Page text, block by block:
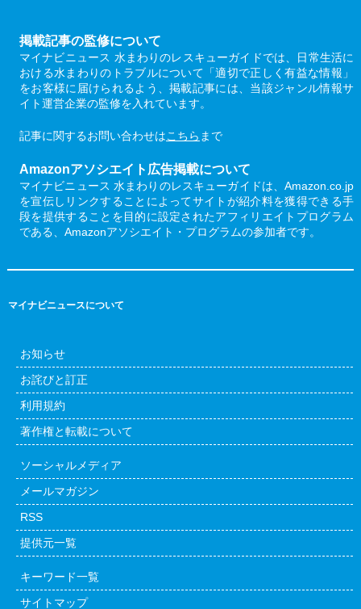
掲載記事の監修について
マイナビニュース 水まわりのレスキューガイドでは、日常生活に
おける水まわりのトラブルについて「適切で正しく有益な情報」
をお客様に届けられるよう、掲載記事には、当該ジャンル情報サ
イト運営企業の監修を入れています。
記事に関するお問い合わせはこちら まで
Amazonアソシエイト広告掲載について
マイナビニュース 水まわりのレスキューガイドは、Amazon.co.jp
を宣伝しリンクすることによってサイトが紹介料を獲得できる手
段を提供することを目的に設定されたアフィリエイトプログラム
である、Amazonアソシエイト・プログラムの参加者です。
マイナビニュースについて
お知らせ
お詫びと訂正
利用規約
著作権と転載について
ソーシャルメディア
メールマガジン
RSS
提供元一覧
キーワード一覧
サイトマップ